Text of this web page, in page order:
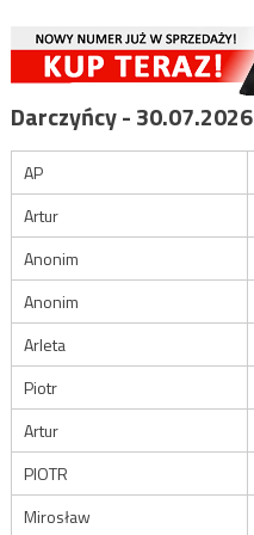
Darczyńcy - 30.07.2026
AP
Artur
Anonim
Anonim
Arleta
Piotr
Artur
PIOTR
Mirosław